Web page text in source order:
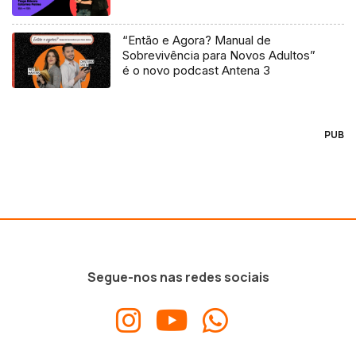
“Então e Agora? Manual de
Sobrevivência para Novos Adultos”
é o novo podcast Antena 3
PUB
Segue-nos nas redes sociais